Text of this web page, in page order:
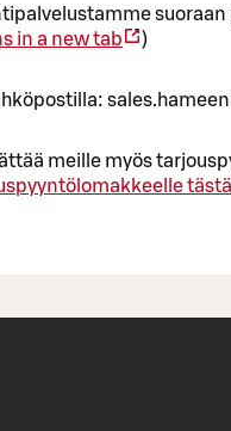
in a new tab
)
meille myös